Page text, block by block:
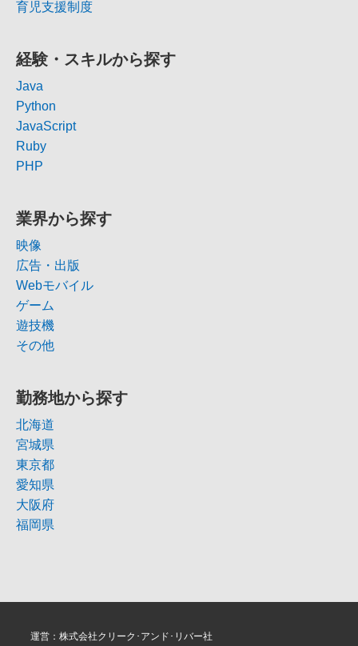
育児支援制度
経験・スキルから探す
Java
Python
JavaScript
Ruby
PHP
業界から探す
映像
広告・出版
Webモバイル
ゲーム
遊技機
その他
勤務地から探す
北海道
宮城県
東京都
愛知県
大阪府
福岡県
運営：株式会社クリーク･アンド･リバー社